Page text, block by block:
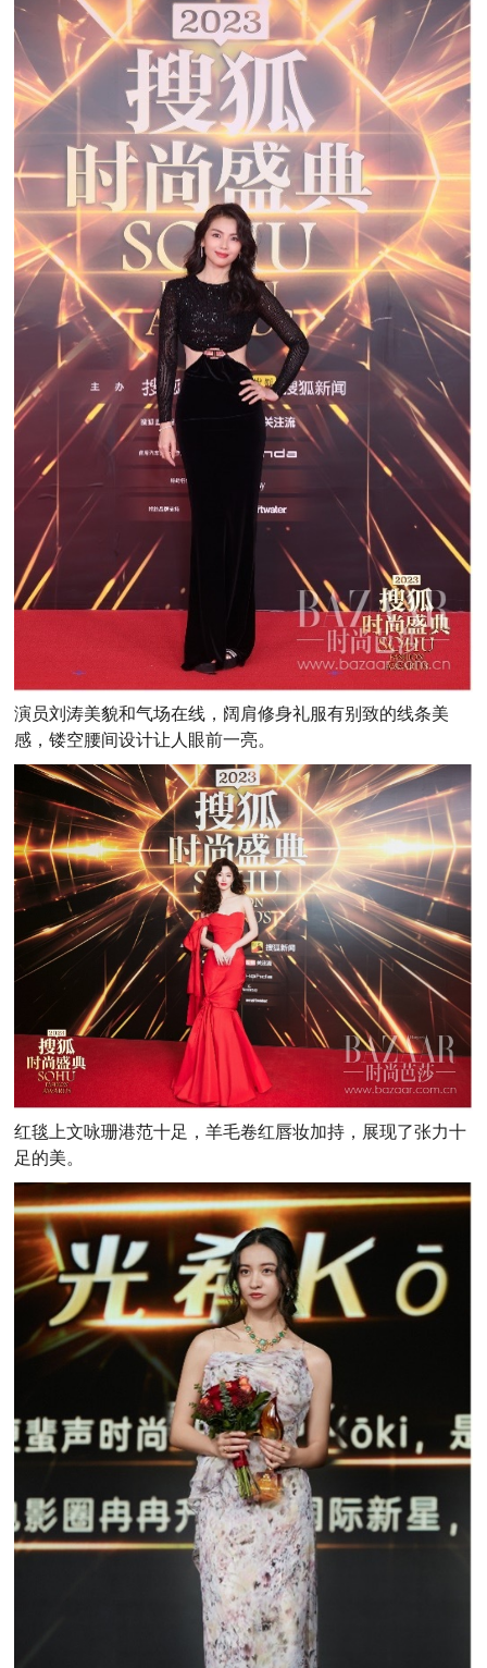
演员刘涛美貌和气场在线，阔肩修身礼服有别致的线条美
感，镂空腰间设计让人眼前一亮。
红毯上文咏珊港范十足，羊毛卷红唇妆加持，展现了张力十
足的美。